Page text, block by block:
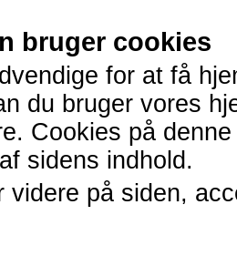
bruger cookies
for at få
du bruger vores
Cookies på
sidens indhold.
videre på siden,